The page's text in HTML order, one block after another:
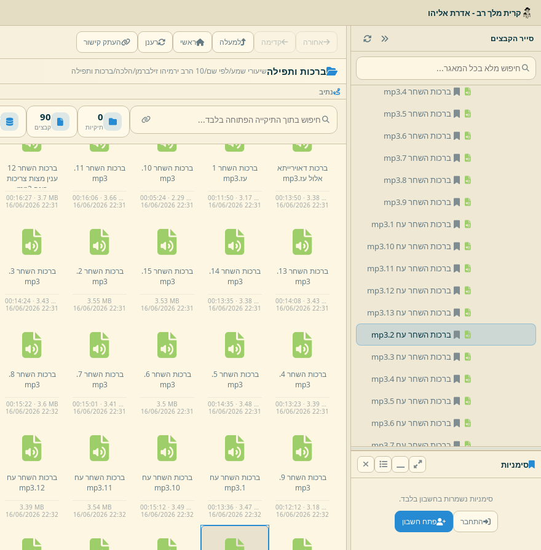
קרית מלך רב - אדרת אליהו
סייר הקבצים
ברכות השחר 15.
mp3
ברכות השחר 3.
ברכות השחר 4.
mp3
ברכות השחר 5.
mp3
ברכות השחר 6.
mp3
ברכות השחר 7.
mp3
ברכות השחר 8.
mp3
ברכות השחר 9.
mp3
ברכות השחר עח 1.
mp3
ברכות השחר עח 10.
mp3
ברכות השחר עח 11.
mp3
ברכות השחר עח 12.
mp3
ברכות השחר עח 13.
mp3
ברכות השחר עח 2.
mp3
ברכות השחר עח 3.
mp3
ברכות השחר עח 4.
mp3
ברכות השחר עח 5.
mp3
ברכות השחר עח 6.
mp3
ברכות השחר עח 7. mp3
ברכות השחר עח 8.
mp3
דיני הפסק בקש.mp3
דיני טל ומטר.mp3
סימניות
סימניות נשמרות בחשבון בלבד.
התחבר פתח חשבון
אחורה קדימה למעלה ראשי רענן העתק קישור
ברכות ותפילהשיעורי שמע/לפי שם/10 הרב ירמיהו זילברמן/ הלכה/ברכות ותפילה
נתיב
0
תיקיות
90
קבצים
ברכות דאוירייתא
אלול עז.mp3
00:13:50 · 3.38 MB
16/06/2026 22:31
ברכות השחר 1
עז.mp3
00:11:50 · 3.17 MB
16/06/2026 22:31
ברכות השחר 10.
mp3
00:05:24 · 2.29 MB
16/06/2026 22:31
ברכות השחר 11.
mp3
00:16:06 · 3.66 MB
16/06/2026 22:31
ברכות השחר 12
ענין מצות צריכות
כונה. mp3
00:16:27 · 3.7 MB
16/06/2026 22:31
ברכות השחר 13.
mp3
00:14:08 · 3.43 MB
16/06/2026 22:31
ברכות השחר 14.
mp3
00:13:35 · 3.38 MB
16/06/2026 22:31
ברכות השחר 15.
mp3
3.53 MB
16/06/2026 22:31
ברכות השחר 2.
mp3
3.55 MB
16/06/2026 22:31
ברכות השחר 3.
mp3
00:14:24 · 3.43 MB
16/06/2026 22:31
ברכות השחר 4.
mp3
00:13:23 · 3.39 MB
16/06/2026 22:31
ברכות השחר 5.
mp3
00:14:35 · 3.48 MB
16/06/2026 22:31
ברכות השחר 6.
mp3
3.5 MB
16/06/2026 22:31
ברכות השחר 7.
mp3
00:15:01 · 3.41 MB
16/06/2026 22:31
ברכות השחר 8.
mp3
00:15:22 · 3.6 MB
16/06/2026 22:32
ברכות השחר 9.
mp3
00:12:12 · 3.18 MB
16/06/2026 22:32
ברכות השחר עח
1.
mp3
00:13:36 · 3.47 MB
16/06/2026 22:32
ברכות השחר עח
10.
mp3
00:15:12 · 3.49 MB
16/06/2026 22:32
ברכות השחר עח
11.
mp3
3.54 MB
16/06/2026 22:32
ברכות השחר עח
12.
mp3
3.39 MB
16/06/2026 22:32